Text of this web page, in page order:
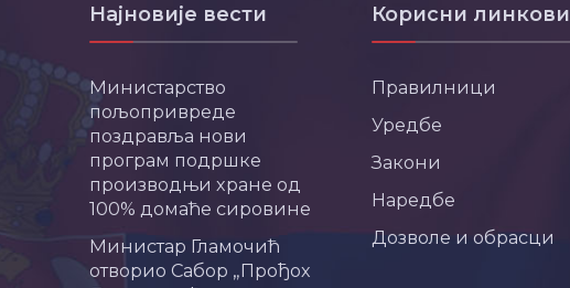
Најновије вести
Министарство
пољопривреде
поздравља нови
програм подршке
производњи хране од
100% домаће сировине
Министар Гламочић
отворио Сабор „Прођох
Корисни линкови
Правилници
Уредбе
Закони
Наредбе
Дозволе и обрасци